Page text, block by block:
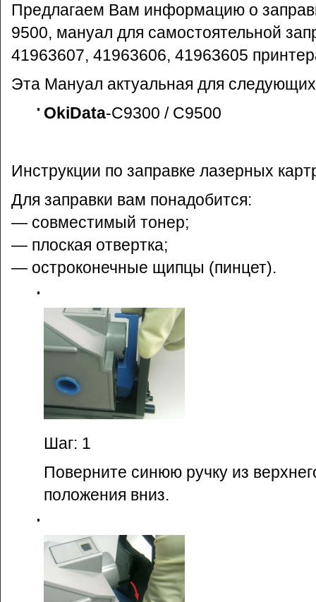
Предлагаем Вам информацию о
9500, мануал для самостоятельной
41963607, 41963606, 41963605
Эта Мануал актуальная для
OkiData-C9300 / C9500
Инструкции по заправке лазерных
Для заправки вам понадобится:
— совместимый тонер;
— плоская отвертка;
— остроконечные щипцы (пинцет).
Шаг: 1
Поверните синюю ручку из
положения вниз.